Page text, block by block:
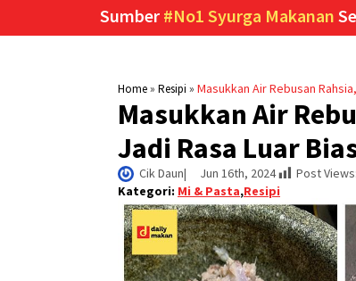
Sumber #No1 Syurga Makanan
Home» Resipi » Masukkan Air Rebusan
Masukkan Air
Jadi Rasa Luar
Cik Daun| Jun 16th, 2024 Post Views:
Kategori: Mi & Pasta,Resipi